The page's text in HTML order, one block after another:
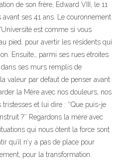
de son frère, Edward VIII, le 11
ses 41 ans. Le couronnement
est comme si vous
pied, pour avertir les résidents qui
Ensuite,, parmi ses rues étroites
ses murs remplis de
valeur par défaut de penser avant
la Mère avec nos douleurs, nos
et lui dire : ‘‘Que puis-je
?’’ Regardons la mère avec
qui nous ôtent la force sont
qu’il n’y a pas de place pour
pour la transformation.